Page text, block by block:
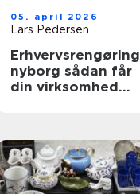
05. april 2026
Lars Pedersen
Erhvervsrengøring
nyborg sådan får
din virksomhed